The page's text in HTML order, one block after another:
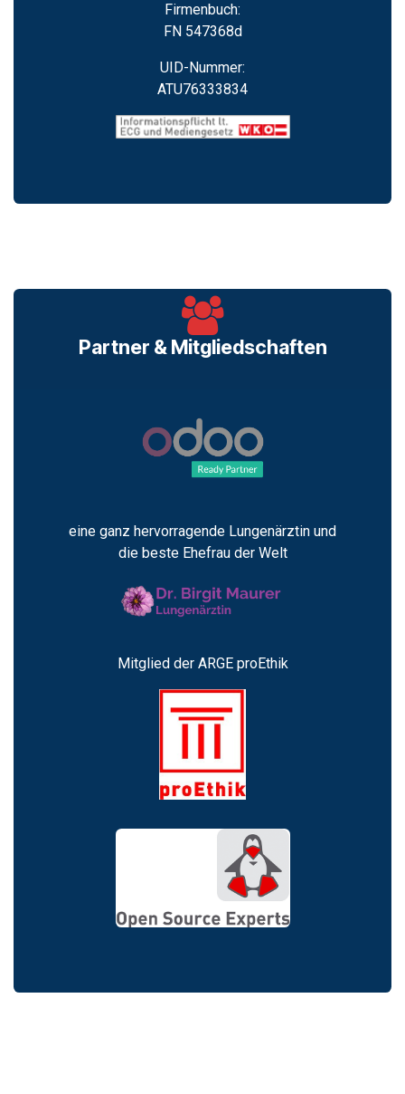
Firmenbuch:
FN 547368d
UID-Nummer:
ATU76333834
Partner & Mitgliedschaften
eine ganz hervorragende Lungenärztin und
die beste Ehefrau der Welt
Mitglied der ARGE proEthik